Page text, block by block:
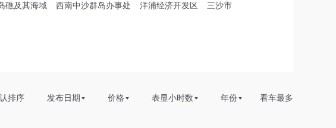
礁及其海域 西南中沙群岛办事处 洋浦经济开发区
三沙市
排序 发布日期 价格 表显小时数 年份 看车最多